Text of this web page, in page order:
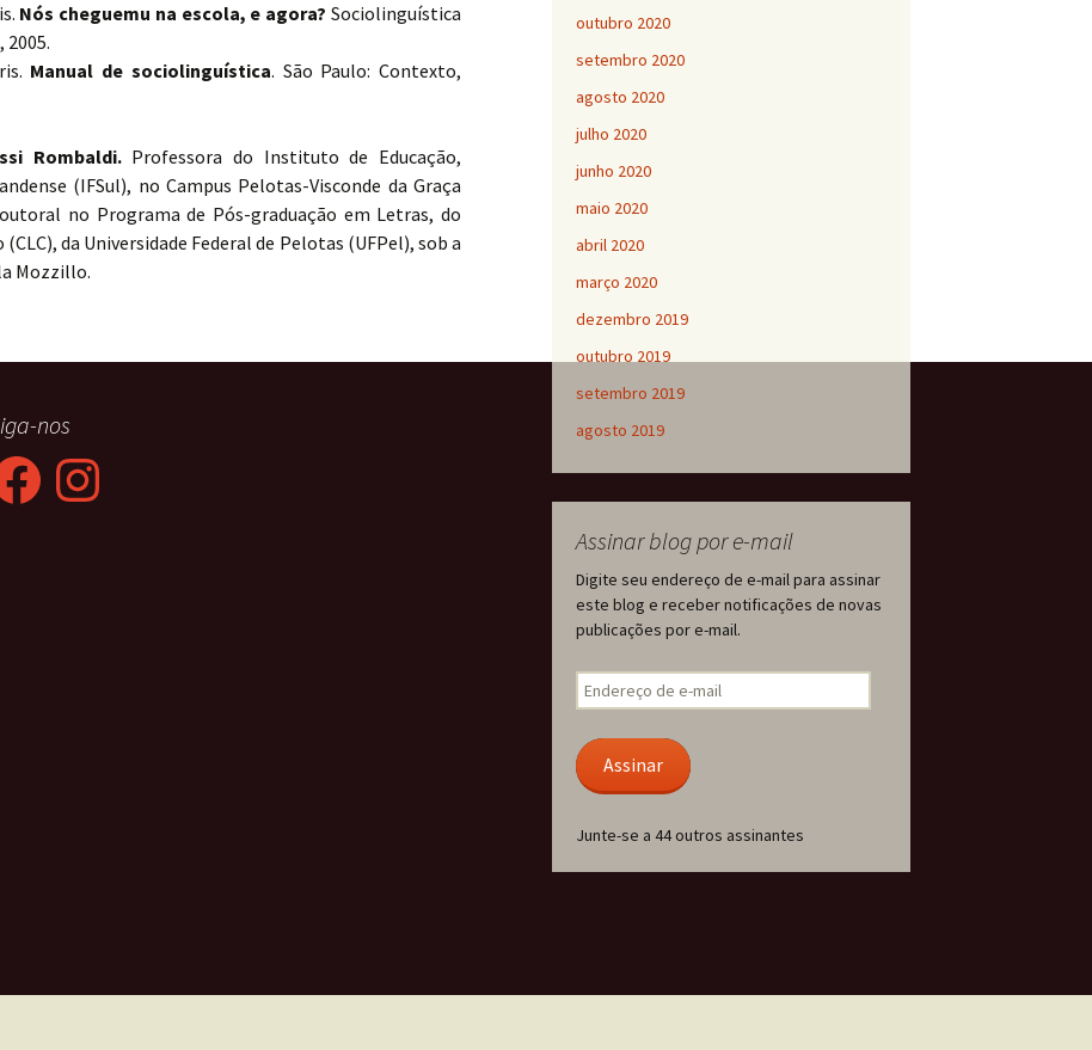
Nós cheguemu na escola, e agora? Sociolinguística
2005.
Manual de sociolinguística. São Paulo: Contexto,
Rombaldi.Professora do Instituto de Educação,
(IFSul), no Campus Pelotas-Visconde da Graça
no Programa de Pós-graduação em Letras, do
da Universidade Federal de Pelotas (UFPel), sob a
Mozzillo.
outubro 2020
setembro 2020
agosto 2020
julho 2020
junho 2020
maio 2020
abril 2020
março 2020
dezembro 2019
outubro 2019
setembro 2019
agosto 2019
Assinar blog por e-mail
Digite seu endereço de e-mail para assinar
este blog e receber notificações de novas
publicações por e-mail.
Endereço
de
mail Assinar
Junte-se a 44 outros assinantes
nos
Instagram